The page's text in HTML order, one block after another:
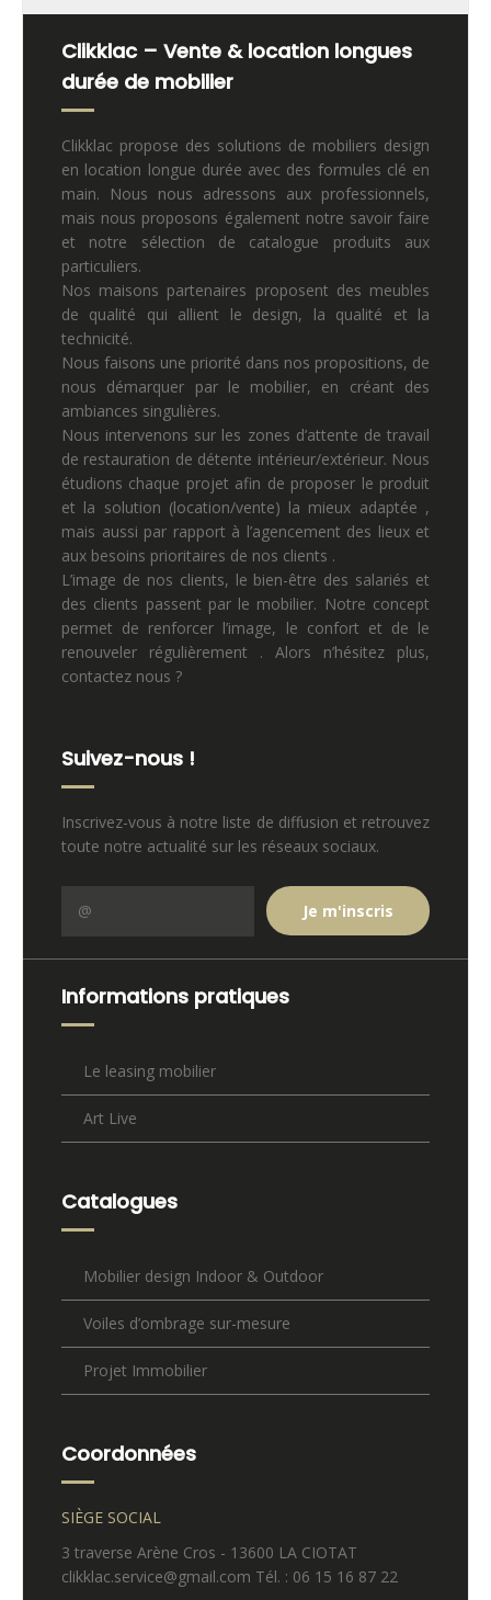
Clikklac – Vente & location longues
durée de mobilier
Clikklac propose des solutions de mobiliers design
en location longue durée avec des formules clé en
main. Nous nous adressons aux professionnels,
mais nous proposons également notre savoir faire
et notre sélection de catalogue produits aux
particuliers.
Nos maisons partenaires proposent des meubles
de qualité qui allient le design, la qualité et la
technicité.
Nous faisons une priorité dans nos propositions, de
nous démarquer par le mobilier, en créant des
ambiances singulières.
Nous intervenons sur les zones d’attente de travail
de restauration de détente intérieur/extérieur. Nous
étudions chaque projet afin de proposer le produit
et la solution (location/vente) la mieux adaptée ,
mais aussi par rapport à l’agencement des lieux et
aux besoins prioritaires de nos clients .
L’image de nos clients, le bien-être des salariés et
des clients passent par le mobilier. Notre concept
permet de renforcer l’image, le confort et de le
renouveler régulièrement . Alors n’hésitez plus,
contactez nous ?
Suivez-nous !
Inscrivez-vous à notre liste de diffusion et retrouvez
toute notre actualité sur les réseaux sociaux.
Informations pratiques
Le leasing mobilier
Art Live
Catalogues
Mobilier design Indoor & Outdoor
Voiles d’ombrage sur-mesure
Projet Immobilier
Coordonnées
SIÈGE SOCIAL
3 traverse Arène Cros - 13600 LA CIOTAT
clikklac.service@gmail.com Tél. : 06 15 16 87 22